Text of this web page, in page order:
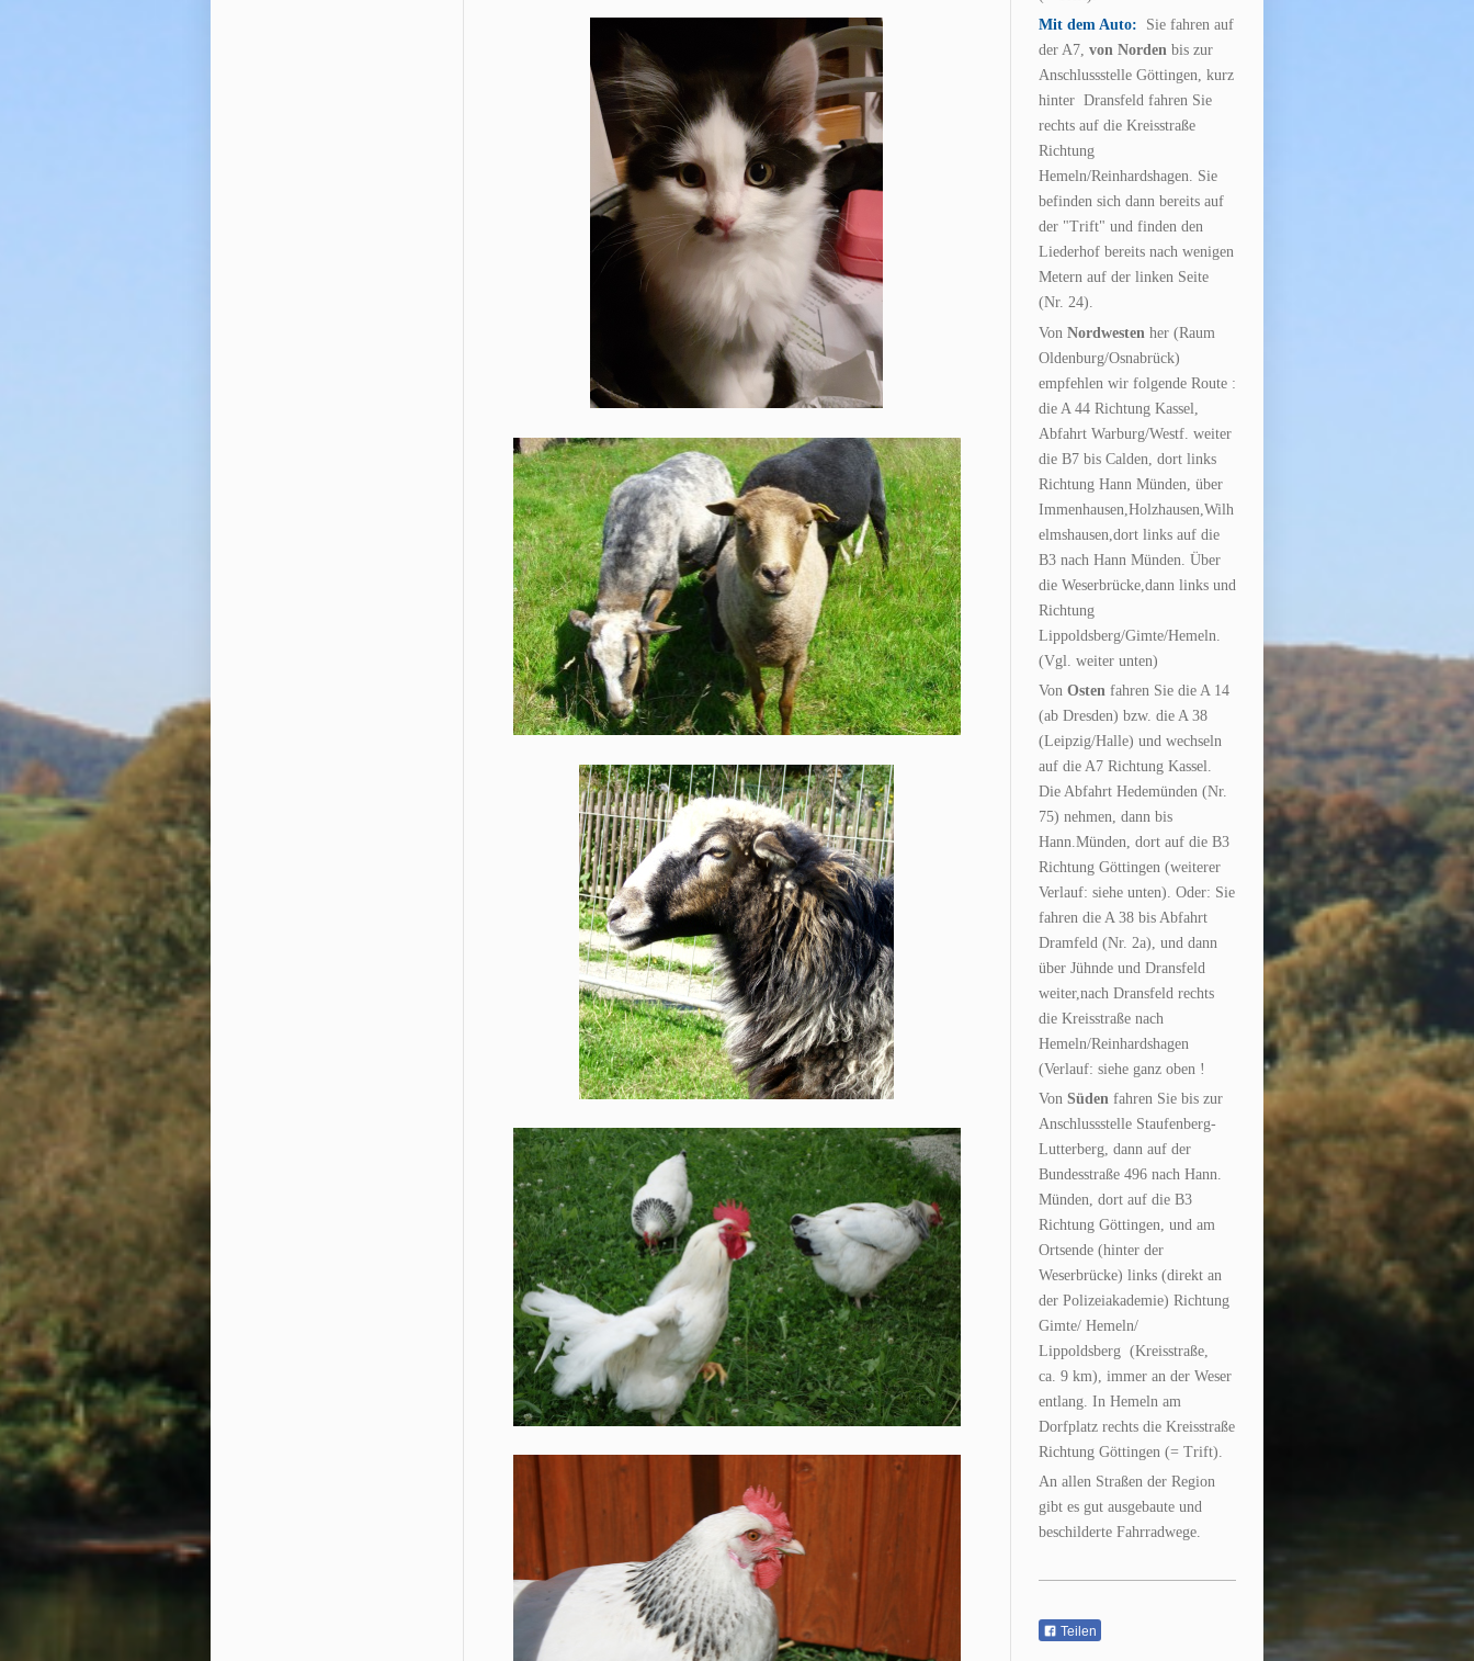
Mit dem Auto: Sie fahren auf
der A7, von Nordenbis zur
Anschlussstelle Göttingen, kurz
hinter Dransfeld fahren Sie
rechts auf die Kreisstraße
Richtung
Hemeln/Reinhardshagen. Sie
befinden sich dann bereits auf
der "Trift" und finden den
Liederhof bereits nach wenigen
Metern auf der linken Seite
(Nr. 24).
Von Nordwesten her (Raum
Oldenburg/Osnabrück)
empfehlen wir folgende Route :
die A 44 Richtung Kassel,
Abfahrt Warburg/Westf. weiter
die B7 bis Calden, dort links
Richtung Hann Münden, über
Immenhausen,Holzhausen,Wilh
elmshausen,dort links auf die
B3 nach Hann Münden. Über
die Weserbrücke,dann links und
Richtung
Lippoldsberg/Gimte/Hemeln.
(Vgl. weiter unten)
Von Osten fahren Sie die A 14
(ab Dresden) bzw. die A 38
(Leipzig/Halle) und wechseln
auf die A7 Richtung Kassel.
Die Abfahrt Hedemünden (Nr.
75) nehmen, dann bis
Hann.Münden, dort auf die B3
Richtung Göttingen (weiterer
Verlauf: siehe unten). Oder: Sie
fahren die A 38 bis Abfahrt
Dramfeld (Nr. 2a), und dann
über Jühnde und Dransfeld
weiter,nach Dransfeld rechts
die Kreisstraße nach
Hemeln/Reinhardshagen
(Verlauf: siehe ganz oben !
Von Südenfahren Sie bis zur
Anschlussstelle Staufenberg-
Lutterberg, dann auf der
Bundesstraße 496 nach Hann.
Münden, dort auf die B3
Richtung Göttingen, und am
Ortsende (hinter der
Weserbrücke) links (direkt an
der Polizeiakademie) Richtung
Gimte/ Hemeln/
Lippoldsberg (Kreisstraße,
ca. 9 km), immer an der Weser
entlang. In Hemeln am
Dorfplatz rechts die Kreisstraße
Richtung Göttingen (= Trift).
An allen Straßen der Region
gibt es gut ausgebaute und
beschilderte Fahrradwege.
Teilen